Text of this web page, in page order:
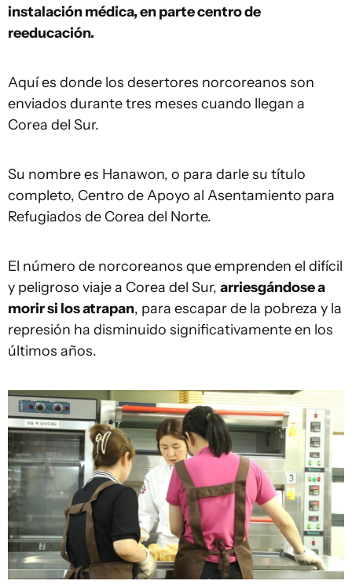
instalación médica, en parte centro de
reeducación.
Aquí es donde los desertores norcoreanos son
enviados durante tres meses cuando llegan a
Corea del Sur.
Su nombre es Hanawon, o para darle su título
completo, Centro de Apoyo al Asentamiento para
Refugiados de Corea del Norte.
El número de norcoreanos que emprenden el difícil
y peligroso viaje a Corea del Sur, arriesgándose a
morir si los atrapan, para escapar de la pobreza y la
represión ha disminuido significativamente en los
últimos años.